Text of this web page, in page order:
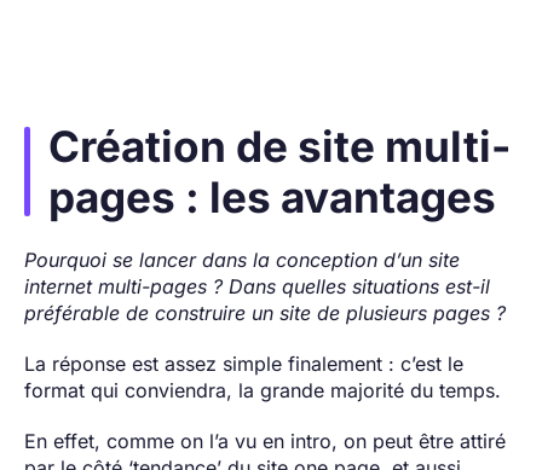
Création de site multi-
pages : les avantages
Pourquoi se lancer dans la conception d’un site
internet multi-pages ? Dans quelles situations est-il
préférable de construire un site de plusieurs pages ?
La réponse est assez simple finalement : c’est le
format qui conviendra, la grande majorité du temps.
En effet, comme on l’a vu en intro, on peut être attiré